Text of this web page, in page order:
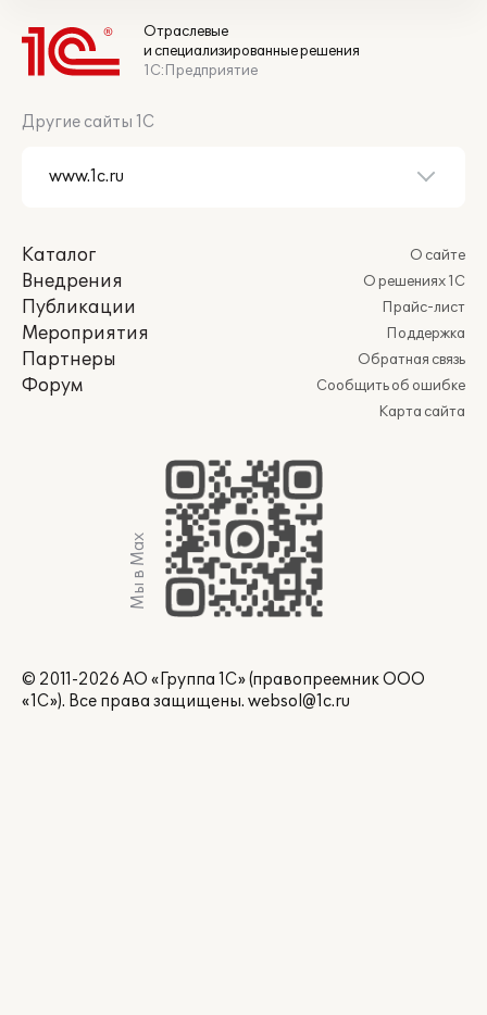
Отраслевые
и специализированные решения
1С:Предприятие
Другие сайты 1С
Каталог
Внедрения
Публикации
Мероприятия
Партнеры
Форум
О сайте
О решениях 1С
Прайс-лист
Поддержка
Обратная связь
Сообщить об ошибке
Карта сайта
Мы в Max
© 2011-2026 АО «Группа 1С» (правопреемник ООО
«1С»). Все права защищены. websol@1c.ru